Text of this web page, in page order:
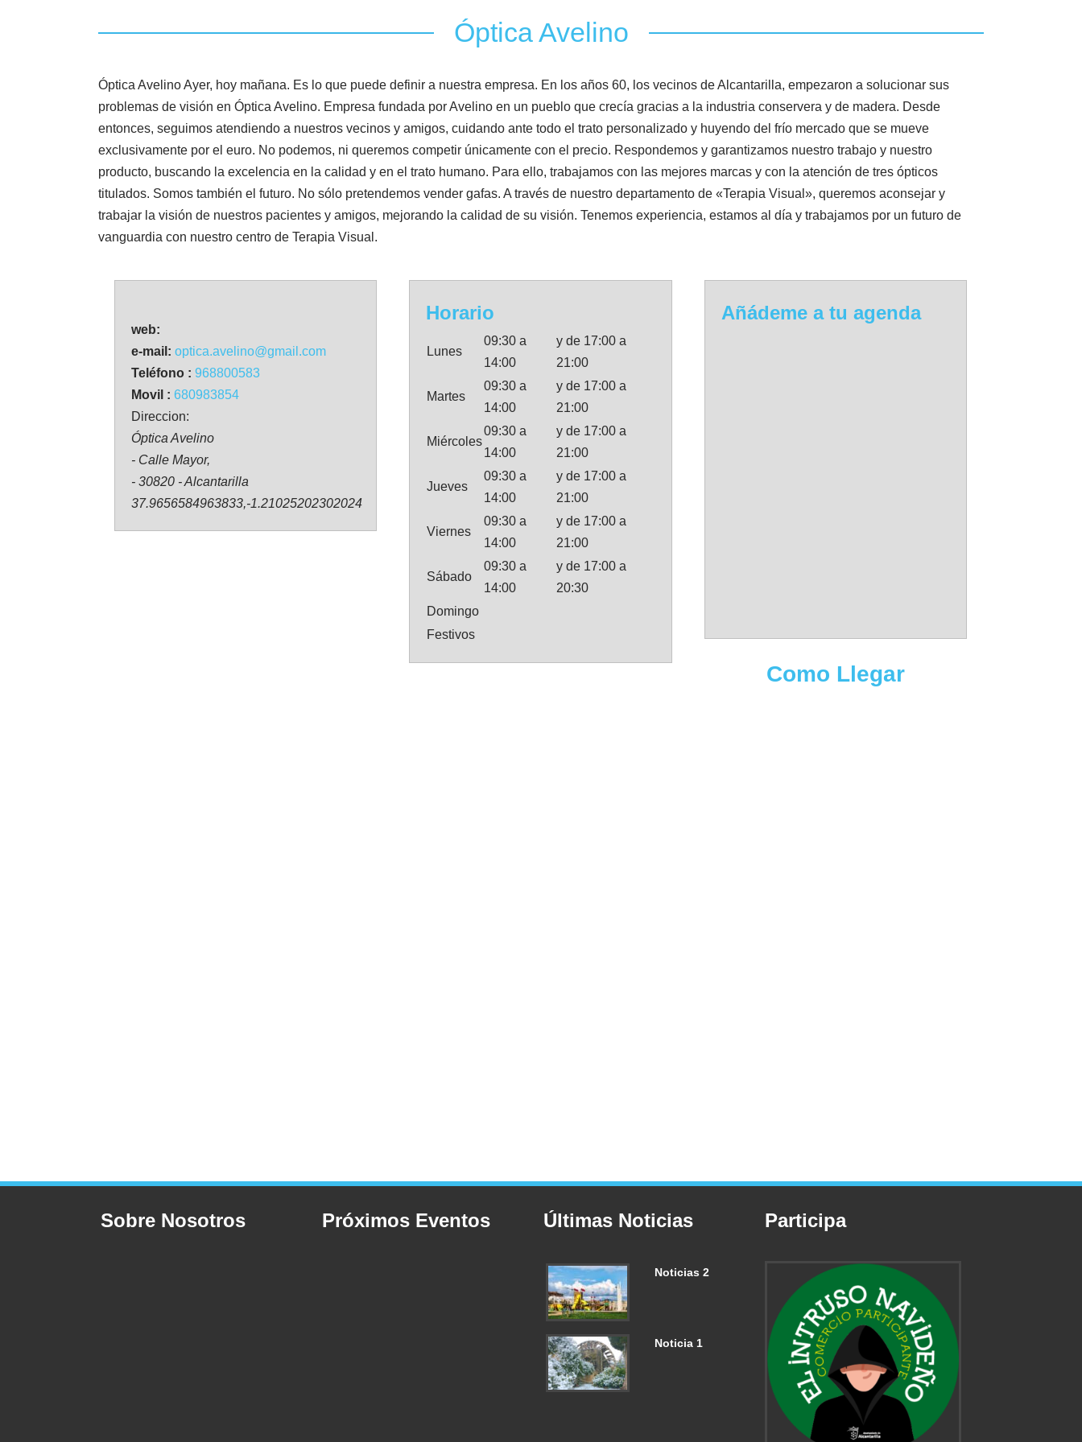
Óptica Avelino
Óptica Avelino Ayer, hoy mañana. Es lo que puede definir a nuestra empresa. En los años 60, los vecinos de Alcantarilla, empezaron a solucionar sus
problemas de visión en Óptica Avelino. Empresa fundada por Avelino en un pueblo que crecía gracias a la industria conservera y de madera. Desde
entonces, seguimos atendiendo a nuestros vecinos y amigos, cuidando ante todo el trato personalizado y huyendo del frío mercado que se mueve
exclusivamente por el euro. No podemos, ni queremos competir únicamente con el precio. Respondemos y garantizamos nuestro trabajo y nuestro
producto, buscando la excelencia en la calidad y en el trato humano. Para ello, trabajamos con las mejores marcas y con la atención de tres ópticos
titulados. Somos también el futuro. No sólo pretendemos vender gafas. A través de nuestro departamento de «Terapia Visual», queremos aconsejar y
trabajar la visión de nuestros pacientes y amigos, mejorando la calidad de su visión. Tenemos experiencia, estamos al día y trabajamos por un futuro de
vanguardia con nuestro centro de Terapia Visual.
web:
e-mail: optica.avelino@gmail.com
Teléfono : 968800583
Movil : 680983854
Direccion:
Óptica Avelino
- Calle Mayor,
- 30820 - Alcantarilla
37.9656584963833,-1.21025202302024
Horario
Lunes
09:30 a
14:00
y de 17:00 a
21:00
Martes
09:30 a
14:00
y de 17:00 a
21:00
Miércoles
09:30 a
14:00
y de 17:00 a
21:00
Jueves
09:30 a
14:00
y de 17:00 a
21:00
Viernes
09:30 a
14:00
y de 17:00 a
21:00
Sábado
09:30 a
14:00
y de 17:00 a
20:30
Domingo
Festivos
Añádeme a tu agenda
Como Llegar
Sobre Nosotros Próximos Eventos Últimas Noticias
Noticias 2
Noticia 1
Participa